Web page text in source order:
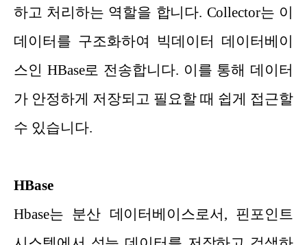
하고 처리하는 역할을 합니다. Collector는 이
데이터를 구조화하여 빅데이터 데이터베이
스인 HBase로 전송합니다. 이를 통해 데이터
가 안정하게 저장되고 필요할 때 쉽게 접근할
수 있습니다.
HBase
Hbase는 분산 데이터베이스로서, 핀포인트